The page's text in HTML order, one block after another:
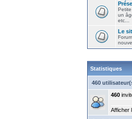
un
etc...
Le
Statistiques
460
460
Afficher